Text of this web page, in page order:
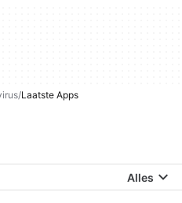
Laatste Apps
Alles